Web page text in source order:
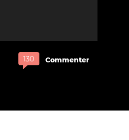
Commenter